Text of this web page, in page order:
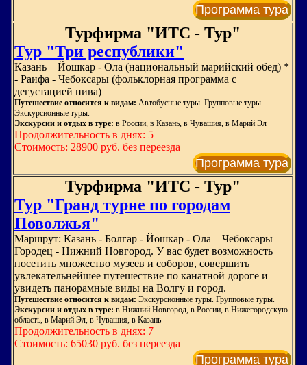
Программа тура
Турфирма "ИТС - Тур"
Тур "Три республики"
Казань – Йошкар - Ола (национальный марийский обед) *
- Раифа - Чебоксары (фольклорная программа с
дегустацией пива)
Путешествие относится к видам: Автобусные туры. Групповые туры.
Экскурсионные туры.
Экскурсии и отдых в туре: в России, в Казань, в Чувашия, в Марий Эл
Продолжительность в днях: 5
Стоимость: 28900 руб. без переезда
Программа тура
Турфирма "ИТС - Тур"
Тур "Гранд турне по городам
Поволжья"
Маршрут: Казань - Болгар - Йошкар - Ола – Чебоксары –
Городец - Нижний Новгород. У вас будет возможность
посетить множество музеев и соборов, совершить
увлекательнейшее путешествие по канатной дороге и
увидеть панорамные виды на Волгу и город.
Путешествие относится к видам: Экскурсионные туры. Групповые туры.
Экскурсии и отдых в туре: в Нижний Новгород, в России, в Нижегородскую
область, в Марий Эл, в Чувашия, в Казань
Продолжительность в днях: 7
Стоимость: 65030 руб. без переезда
Программа тура